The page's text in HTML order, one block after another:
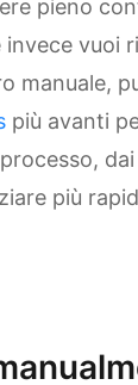
pieno
vuoi
manuale,
più avanti
più